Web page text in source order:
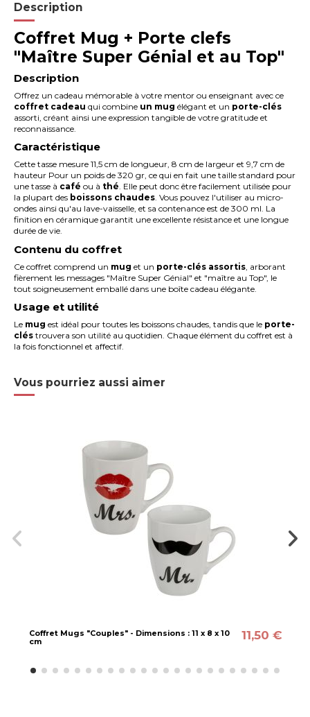
Description
Coffret Mug + Porte clefs
"Maître Super Génial et au Top"
Description
Offrez un cadeau mémorable à votre mentor ou enseignant avec ce
coffret cadeauqui combine un mug élégant et un porte-clés
assorti, créant ainsi une expression tangible de votre gratitude et
reconnaissance.
Caractéristique
Cette tasse mesure 11,5 cm de longueur, 8 cm de largeur et 9,7 cm de
hauteur Pour un poids de 320 gr, ce qui en fait une taille standard pour
une tasse à caféou à thé. Elle peut donc être facilement utilisée pour
la plupart des boissons chaudes. Vous pouvez l'utiliser au micro-
ondes ainsi qu'au lave-vaisselle, et sa contenance est de 300 ml. La
finition en céramique garantit une excellente résistance et une longue
durée de vie.
Contenu du coffret
Ce coffret comprend un mug et un porte-clés assortis , arborant
fièrement les messages "Maître Super Génial" et "maître au Top", le
tout soigneusement emballé dans une boîte cadeau élégante.
Usage et utilité
Le mug est idéal pour toutes les boissons chaudes, tandis que le porte-
clés trouvera son utilité au quotidien. Chaque élément du coffret est à
la fois fonctionnel et affectif.
Vous pourriez aussi aimer
Coffret Mugs "Couples" - Dimensions : 11 x 8 x 10
cm
11,50 €